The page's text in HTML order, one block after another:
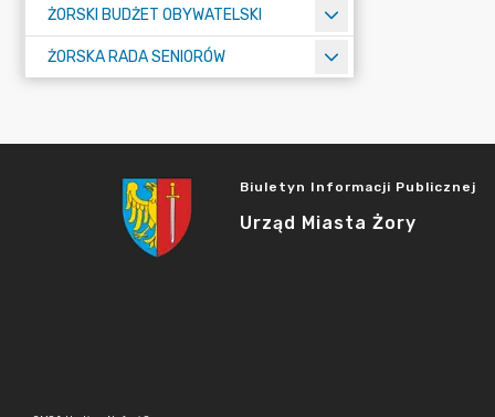
ŻORSKI BUDŻET OBYWATELSKI
ŻORSKA RADA SENIORÓW
Biuletyn Informacji Publicznej
Urząd Miasta Żory